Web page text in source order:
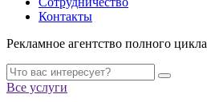
Контакты
Рекламное агентство полного цикла
Все услуги